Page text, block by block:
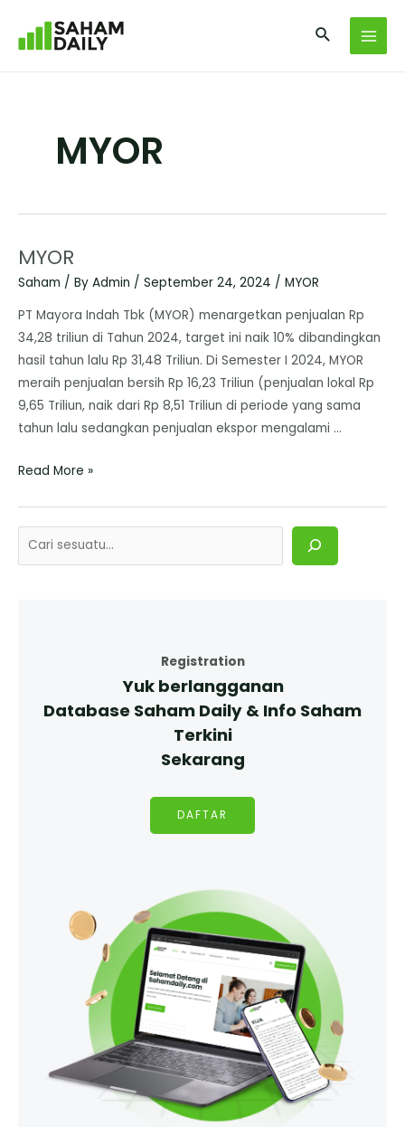
MYOR
MYOR
Saham / By Admin / September 24, 2024 / MYOR
PT Mayora Indah Tbk (MYOR) menargetkan penjualan Rp
34,28 triliun di Tahun 2024, target ini naik 10% dibandingkan
hasil tahun lalu Rp 31,48 Triliun. Di Semester I 2024, MYOR
meraih penjualan bersih Rp 16,23 Triliun (penjualan lokal Rp
9,65 Triliun, naik dari Rp 8,51 Triliun di periode yang sama
tahun lalu sedangkan penjualan ekspor mengalami …
Read More »
Registration
Yuk berlangganan
Database Saham Daily & Info Saham
Terkini
Sekarang
DAFTAR